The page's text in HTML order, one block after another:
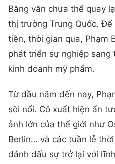
Băng vẫn chưa thể quay
thị trường Trung Quốc.
tiền, thời gian qua, Phạm
phát triển sự nghiệp
kinh doanh mỹ phẩm.
Từ đầu năm đến nay,
sôi nổi. Cô xuất hiện ấn
ảnh lớn của thế giới như
Berlin… và các tuần lễ
đánh dấu sự trở lại với